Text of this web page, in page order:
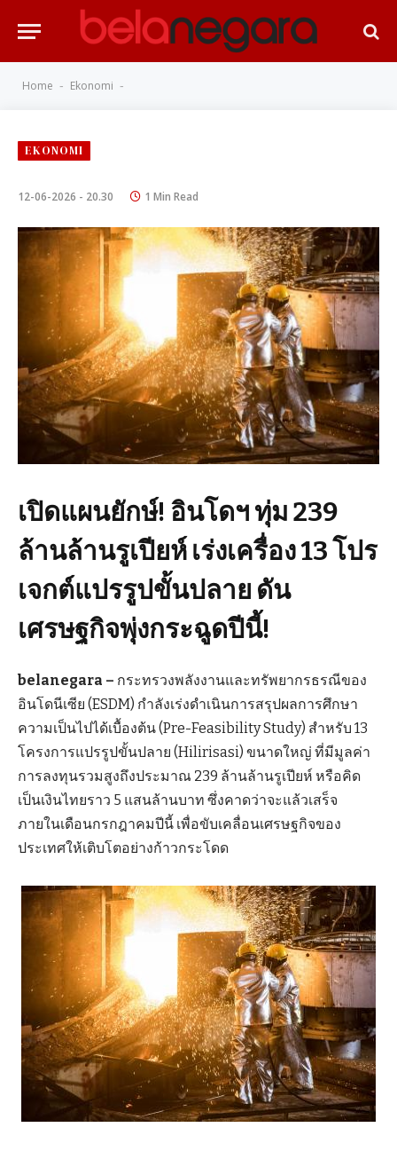
Home - Ekonomi -
EKONOMI
12-06-2026 - 20.30 1 Min Read
เปิดแผนยักษ์! อินโดฯ ทุ่ม 239
ล้านล้านรูเปียห์ เร่งเครื่อง 13 โปร
เจกต์แปรรูปขั้นปลาย ดัน
เศรษฐกิจพุ่งกระฉูดปีนี้!
belanegara – กระทรวงพลังงานและทรัพยากรธรณีของ
อินโดนีเซีย (ESDM) กำลังเร่งดำเนินการสรุปผลการศึกษา
ความเป็นไปได้เบื้องต้น (Pre-Feasibility Study) สำหรับ 13
โครงการแปรรูปขั้นปลาย (Hilirisasi) ขนาดใหญ่ ที่มีมูลค่า
การลงทุนรวมสูงถึงประมาณ 239 ล้านล้านรูเปียห์ หรือคิด
เป็นเงินไทยราว 5 แสนล้านบาท ซึ่งคาดว่าจะแล้วเสร็จ
ภายในเดือนกรกฎาคมปีนี้ เพื่อขับเคลื่อนเศรษฐกิจของ
ประเทศให้เติบโตอย่างก้าวกระโดด